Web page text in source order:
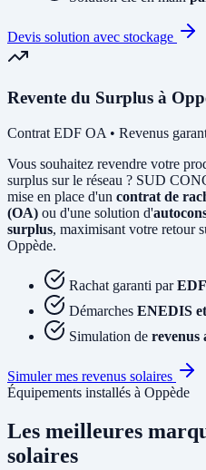
Devis solution avec stockage
Revente du Surplus à
Contrat EDF OA • Revenus
Vous souhaitez revendre votre
surplus sur le réseau ? SUD
mise en place d'un contrat de
(OA) ou d'une solution d'
surplus, maximisant votre retour
Oppède.
Rachat garanti par
Démarches ENEDIS
Simulation de revenus
Simuler mes revenus solaires
Équipements installés à Oppède
Les meilleures
solaires